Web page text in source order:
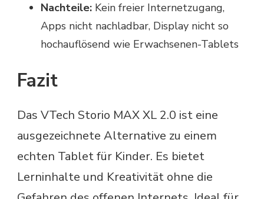
Nachteile: Kein freier Internetzugang,
Apps nicht nachladbar, Display nicht so
hochauflösend wie Erwachsenen-Tablets
Fazit
Das VTech Storio MAX XL 2.0 ist eine
ausgezeichnete Alternative zu einem
echten Tablet für Kinder. Es bietet
Lerninhalte und Kreativität ohne die